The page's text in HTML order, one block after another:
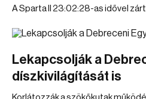
A Sparta II 23:02:28-as idővel
Lekapcsolják a
díszkivilágítását is